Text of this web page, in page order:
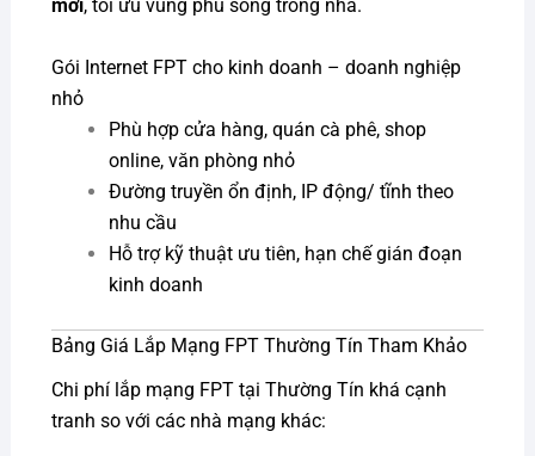
mới, tối ưu vùng phủ sóng trong nhà.
Gói Internet FPT cho kinh doanh – doanh nghiệp
nhỏ
Phù hợp cửa hàng, quán cà phê, shop
online, văn phòng nhỏ
Đường truyền ổn định, IP động/ tĩnh theo
nhu cầu
Hỗ trợ kỹ thuật ưu tiên, hạn chế gián đoạn
kinh doanh
Bảng Giá Lắp Mạng FPT Thường Tín Tham Khảo
Chi phí lắp mạng FPT tại Thường Tín khá cạnh
tranh so với các nhà mạng khác: